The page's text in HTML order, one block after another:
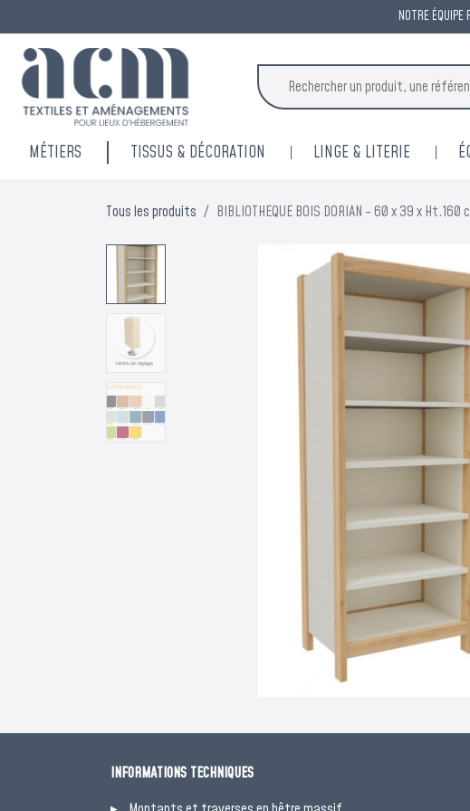
NOTRE ÉQUIPE
MÉTIERS TISSUS & DÉCORATION LINGE & LITERIE
Tous les produits BIBLIOTHEQUE BOIS DORIAN - 60 x 39 x Ht.160
INFORMATIONS TECHNIQUES